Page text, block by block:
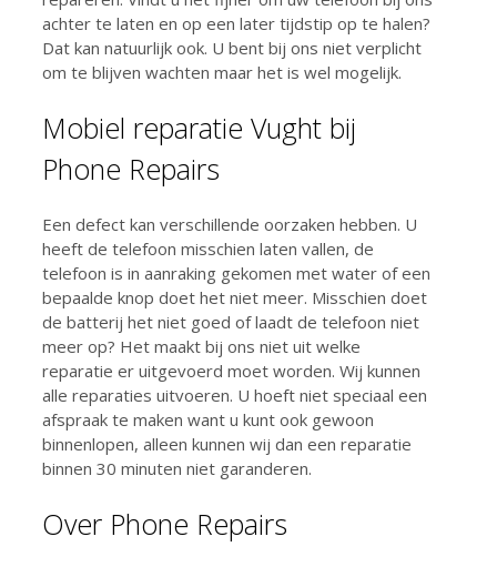
achter te laten en op een later tijdstip op te halen?
Dat kan natuurlijk ook. U bent bij ons niet verplicht
om te blijven wachten maar het is wel mogelijk.
Mobiel reparatie Vught bij
Phone Repairs
Een defect kan verschillende oorzaken hebben. U
heeft de telefoon misschien laten vallen, de
telefoon is in aanraking gekomen met water of een
bepaalde knop doet het niet meer. Misschien doet
de batterij het niet goed of laadt de telefoon niet
meer op? Het maakt bij ons niet uit welke
reparatie er uitgevoerd moet worden. Wij kunnen
alle reparaties uitvoeren. U hoeft niet speciaal een
afspraak te maken want u kunt ook gewoon
binnenlopen, alleen kunnen wij dan een reparatie
binnen 30 minuten niet garanderen.
Over Phone Repairs